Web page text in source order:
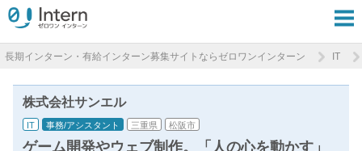
長期インターン・有給インターン募集サイトならゼロワンインターン IT
株式会社サンエル
IT 事務/アシスタント 三重県 松阪市
ゲーム開発やウェブ制作。「人の心を動かす」